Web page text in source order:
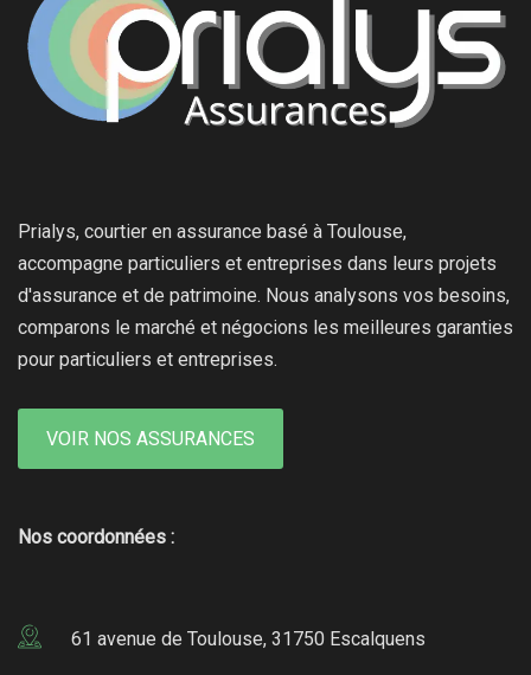
Prialys, courtier en assurance basé à Toulouse,
accompagne particuliers et entreprises dans leurs projets
d'assurance et de patrimoine. Nous analysons vos besoins,
comparons le marché et négocions les meilleures garanties
pour particuliers et entreprises.
VOIR NOS ASSURANCES
Nos coordonnées :
61 avenue de Toulouse, 31750 Escalquens